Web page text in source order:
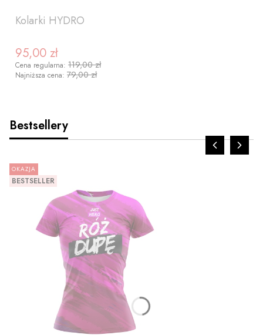
Kolarki HYDRO
Cena promocyjna
95,00 zł
Cena regularna: 119,00 zł
Najniższa cena: 79,00 zł
ZOBACZ PRODUKT
Bestsellery
OKAZJA
BESTSELLER